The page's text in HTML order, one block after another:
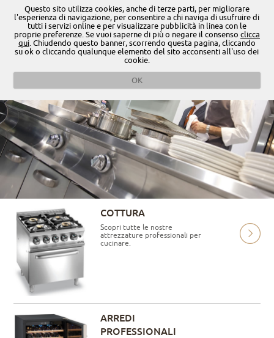
Questo sito utilizza cookies, anche di terze parti, per migliorare
l'esperienza di navigazione, per consentire a chi naviga di usufruire di
tutti i servizi online e per visualizzare pubblicità in linea con le
proprie preferenze. Se vuoi saperne di più o negare il consenso clicca
qui. Chiudendo questo banner, scorrendo questa pagina, cliccando
su ok o cliccando qualunque elemento del sito acconsenti all'uso dei
cookie.
OK
Portami0584/
COTTURA
Scopri tutte le nostre
attrezzature professionali per
cucinare.
ARREDI
PROFESSIONALI